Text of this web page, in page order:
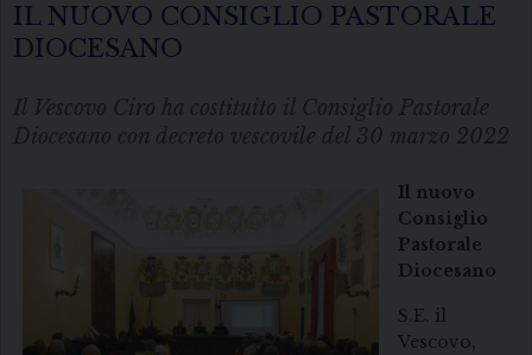
IL NUOVO CONSIGLIO PASTORALE
DIOCESANO
Il Vescovo Ciro ha costituito il Consiglio Pastorale
Diocesano con decreto vescovile del 30 marzo 2022
Il nuovo
Consiglio
Pastorale
Diocesano
S.E. il
Vescovo,